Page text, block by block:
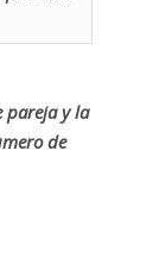
pareja y la
de